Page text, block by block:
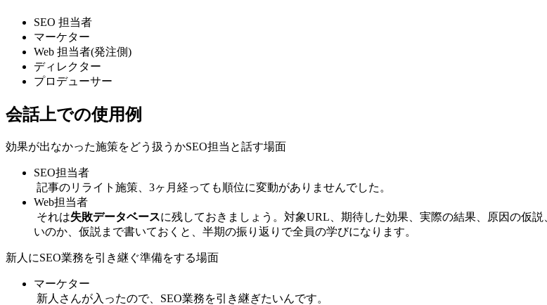
SEO 担当者
マーケター
Web 担当者(発注側)
ディレクター
プロデューサー
会話上での使用例
効果が出なかった施策をどう扱うかSEO担当と話す場面
SEO担当者
記事のリライト施策、3ヶ月経っても順位に変動がありませんでした。
Web担当者
それは失敗データベースに残しておきましょう。対象URL、期待した効果、実際の結果、原因の仮
いのか、仮説まで書いておくと、半期の振り返りで全員の学びになります。
新人にSEO業務を引き継ぐ準備をする場面
マーケター
新人さんが入ったので、SEO業務を引き継ぎたいんです。